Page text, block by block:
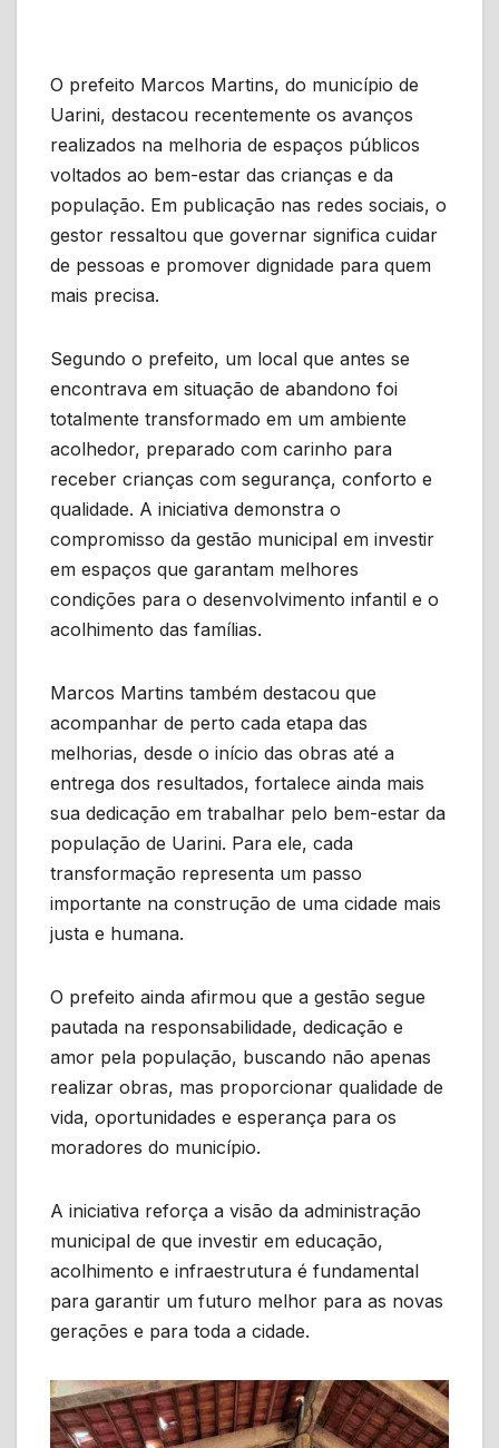
O prefeito Marcos Martins, do município de
Uarini, destacou recentemente os avanços
realizados na melhoria de espaços públicos
voltados ao bem-estar das crianças e da
população. Em publicação nas redes sociais, o
gestor ressaltou que governar significa cuidar
de pessoas e promover dignidade para quem
mais precisa.
Segundo o prefeito, um local que antes se
encontrava em situação de abandono foi
totalmente transformado em um ambiente
acolhedor, preparado com carinho para
receber crianças com segurança, conforto e
qualidade. A iniciativa demonstra o
compromisso da gestão municipal em investir
em espaços que garantam melhores
condições para o desenvolvimento infantil e o
acolhimento das famílias.
Marcos Martins também destacou que
acompanhar de perto cada etapa das
melhorias, desde o início das obras até a
entrega dos resultados, fortalece ainda mais
sua dedicação em trabalhar pelo bem-estar da
população de Uarini. Para ele, cada
transformação representa um passo
importante na construção de uma cidade mais
justa e humana.
O prefeito ainda afirmou que a gestão segue
pautada na responsabilidade, dedicação e
amor pela população, buscando não apenas
realizar obras, mas proporcionar qualidade de
vida, oportunidades e esperança para os
moradores do município.
A iniciativa reforça a visão da administração
municipal de que investir em educação,
acolhimento e infraestrutura é fundamental
para garantir um futuro melhor para as novas
gerações e para toda a cidade.